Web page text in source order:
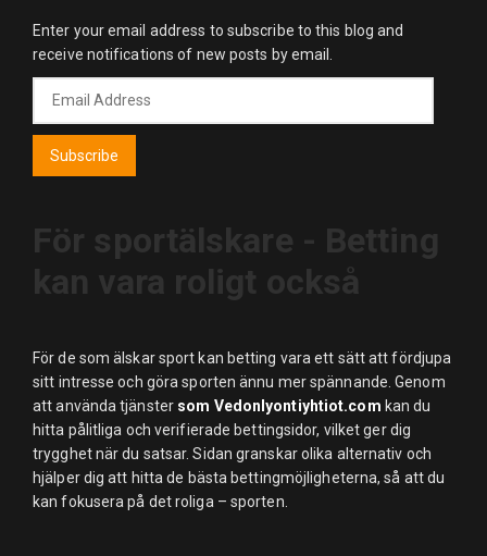
Enter your email address to subscribe to this blog and
receive notifications of new posts by email.
Subscribe
För sportälskare - Betting
kan vara roligt också
För de som älskar sport kan betting vara ett sätt att fördjupa
sitt intresse och göra sporten ännu mer spännande. Genom
att använda tjänster som Vedonlyontiyhtiot.com kan du
hitta pålitliga och verifierade bettingsidor, vilket ger dig
trygghet när du satsar. Sidan granskar olika alternativ och
hjälper dig att hitta de bästa bettingmöjligheterna, så att du
kan fokusera på det roliga – sporten.